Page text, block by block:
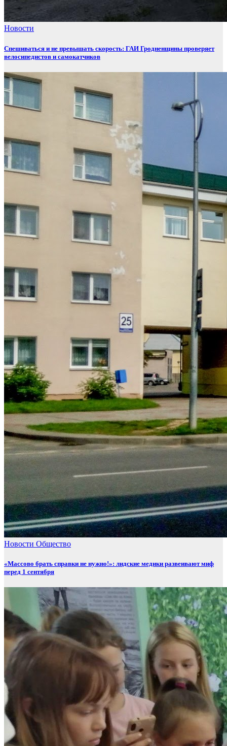
Новости
Спешиваться и не превышать скорость: ГАИ Гродненщины проверяет
велосипедистов и самокатчиков
Новости Общество
«Массово брать справки не нужно!»: лидские медики развеивают миф
перед 1 сентября